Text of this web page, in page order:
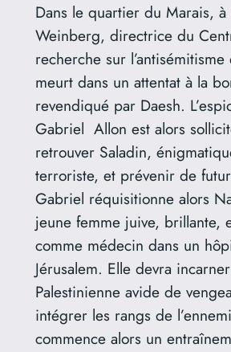
Dans le quartier du Marais, à
Weinberg, directrice du
recherche sur l’antisémitisme
meurt dans un attentat à la
revendiqué par Daesh.
Gabriel Allon est alors
retrouver Saladin,
terroriste, et prévenir de
Gabriel réquisitionne alors
jeune femme juive, brillante,
comme médecin dans un
Jérusalem. Elle devra
Palestinienne avide de
intégrer les rangs de
commence alors un